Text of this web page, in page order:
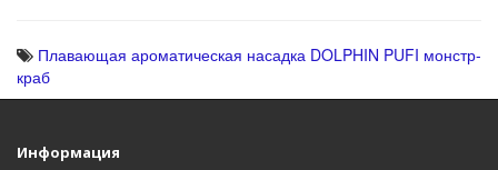
Плавающая ароматическая насадка DOLPHIN PUFI монстр-
краб
Информация